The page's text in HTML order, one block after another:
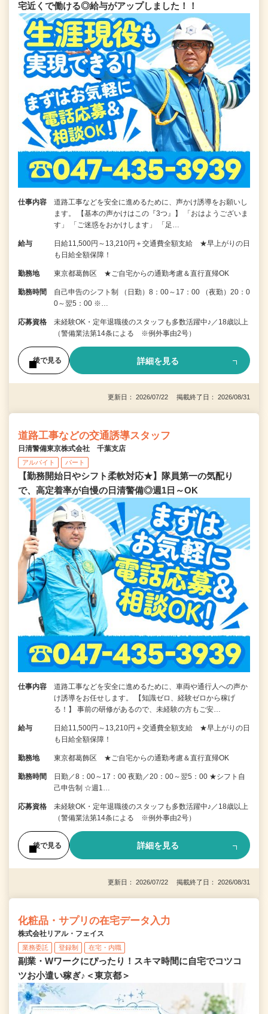
宅近くで働ける◎給与がアップしました！！
仕事内容
道路工事などを安全に進めるために、声かけ誘導をお願いし
ます。 【基本の声かけはこの『3つ』】 「おはようございま
す」 「ご迷惑をおかけします」 「足…
給与
日給11,500円～13,210円＋交通費全額支給 ★早上がりの日
も日給全額保障！
勤務地 東京都葛飾区 ★ご自宅からの通勤考慮＆直行直帰OK
勤務時間
自己申告のシフト制 （日勤）8：00～17：00 （夜勤）20：0
0～翌5：00 ※…
応募資格
未経験OK・定年退職後のスタッフも多数活躍中♪／18歳以上
（警備業法第14条による ※例外事由2号）
後で見る 詳細を見る
更新日： 2026/07/22 掲載終了日： 2026/08/31
道路工事などの交通誘導スタッフ
日清警備東京株式会社 千葉支店
アルバイト パート
【勤務開始日やシフト柔軟対応★】隊員第一の気配り
で、高定着率が自慢の日清警備◎週1日～OK
仕事内容
道路工事などを安全に進めるために、車両や通行人への声か
け誘導をお任せします。 【知識ゼロ、経験ゼロから稼げ
る！】 事前の研修があるので、未経験の方もご安…
給与
日給11,500円～13,210円＋交通費全額支給 ★早上がりの日
も日給全額保障！
勤務地 東京都葛飾区 ★ご自宅からの通勤考慮＆直行直帰OK
勤務時間
日勤／8：00～17：00 夜勤／20：00～翌5：00 ★シフト自
己申告制 ☆週1…
応募資格
未経験OK・定年退職後のスタッフも多数活躍中♪／18歳以上
（警備業法第14条による ※例外事由2号）
後で見る 詳細を見る
更新日： 2026/07/22 掲載終了日： 2026/08/31
化粧品・サプリの在宅データ入力
株式会社リアル・フェイス
業務委託 登録制 在宅・内職
副業・Wワークにぴったり！スキマ時間に自宅でコツコ
ツお小遣い稼ぎ♪＜東京都＞